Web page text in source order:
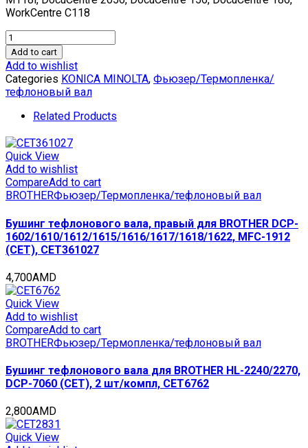
WorkCentre C118
Резиновый
вал
57AE53060,
4024-
1013-
01,
56AA53060,
для
KONICA
MINOLTA
Bizhub
502/552/602/652,
(CET),
CET3240
quantity
Add to cart
Add to wishlist
Categories KONICA MINOLTA, Фьюзер/Термопленка/
тефлоновый вал
Related Products
Quick View
Add to wishlist
CompareAdd to cart
BROTHERФьюзер/Термопленка/тефлоновый вал
Бушинг тефлонового вала, правый для BROTHER DCP-
1602/1610/1612/1615/1616/1617/1618/1622, MFC-1912
(CET), CET361027
4,700AMD
Quick View
Add to wishlist
CompareAdd to cart
BROTHERФьюзер/Термопленка/тефлоновый вал
Бушинг тефлонового вала для BROTHER HL-2240/2270,
DCP-7060 (CET), 2 шт/компл, CET6762
2,800AMD
Quick View